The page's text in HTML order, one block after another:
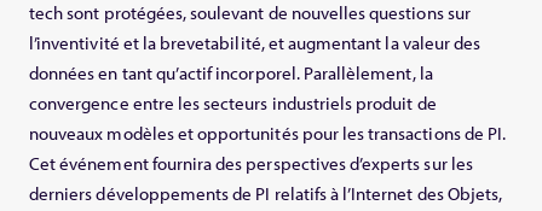
tech sont protégées, soulevant de nouvelles questions sur
l’inventivité et la brevetabilité, et augmentant la valeur des
données en tant qu’actif incorporel. Parallèlement, la
convergence entre les secteurs industriels produit de
nouveaux modèles et opportunités pour les transactions de PI.
Cet événement fournira des perspectives d’experts sur les
derniers développements de PI relatifs à l’Internet des Objets,